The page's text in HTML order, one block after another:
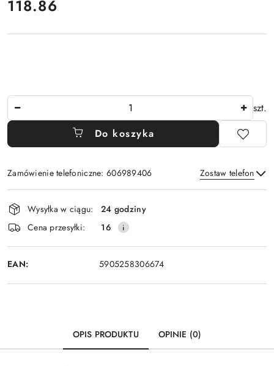
cena:
118.86
szt.
Do koszyka
Zamówienie telefoniczne: 606989406 Zostaw telefon
Wyślij
Dostępność
i
dostawa
Wysyłka w ciągu:
24 godziny
Cena przesyłki:
16
EAN: 5905258306674
OPIS PRODUKTU OPINIE (0)